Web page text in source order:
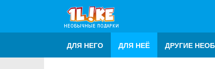
ДЛЯ НЕГО ДЛЯ НЕЁ ДРУГИЕ